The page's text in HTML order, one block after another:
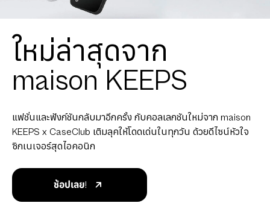
ใหม่ล่าสุดจาก
maison KEEPS
แฟชั่นและฟังก์ชันกลับมาอีกครั้ง กับคอลเลกชันใหม่จาก maison
KEEPS x CaseClub เติมลุคให้โดดเด่นในทุกวัน ด้วยดีไซน์หัวใจ
ซิกเนเจอร์สุดไอคอนิก
ช้อปเลย!